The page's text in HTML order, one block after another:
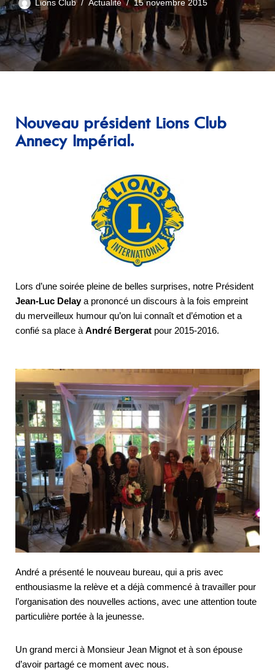
Lions Club Actualité 15 novembre 2015
Nouveau président Lions Club
Annecy Impérial.
Lors d’une soirée pleine de belles surprises, notre Président
Jean-Luc Delaya prononcé un discours à la fois empreint
du merveilleux humour qu’on lui connaît et d’émotion et a
confié sa place à André Bergerat pour 2015-2016.
André a présenté le nouveau bureau, qui a pris avec
enthousiasme la relève et a déjà commencé à travailler pour
l’organisation des nouvelles actions, avec une attention toute
particulière portée à la jeunesse.
Un grand merci à Monsieur Jean Mignot et à son épouse
d’avoir partagé ce moment avec nous.